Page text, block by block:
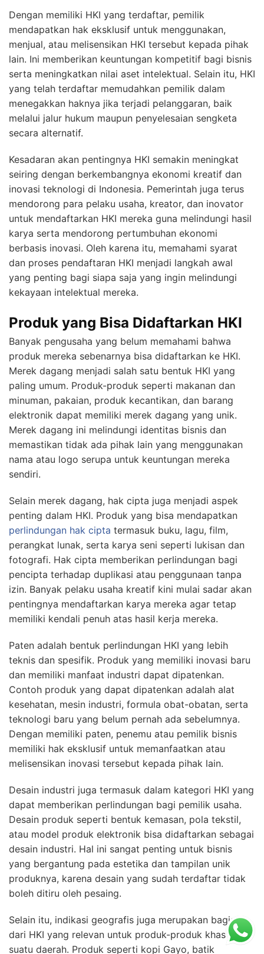
Dengan memiliki HKI yang terdaftar, pemilik
mendapatkan hak eksklusif untuk menggunakan,
menjual, atau melisensikan HKI tersebut kepada pihak
lain. Ini memberikan keuntungan kompetitif bagi bisnis
serta meningkatkan nilai aset intelektual. Selain itu, HKI
yang telah terdaftar memudahkan pemilik dalam
menegakkan haknya jika terjadi pelanggaran, baik
melalui jalur hukum maupun penyelesaian sengketa
secara alternatif.
Kesadaran akan pentingnya HKI semakin meningkat
seiring dengan berkembangnya ekonomi kreatif dan
inovasi teknologi di Indonesia. Pemerintah juga terus
mendorong para pelaku usaha, kreator, dan inovator
untuk mendaftarkan HKI mereka guna melindungi hasil
karya serta mendorong pertumbuhan ekonomi
berbasis inovasi. Oleh karena itu, memahami syarat
dan proses pendaftaran HKI menjadi langkah awal
yang penting bagi siapa saja yang ingin melindungi
kekayaan intelektual mereka.
Produk yang Bisa Didaftarkan HKI
Banyak pengusaha yang belum memahami bahwa
produk mereka sebenarnya bisa didaftarkan ke HKI.
Merek dagang menjadi salah satu bentuk HKI yang
paling umum. Produk-produk seperti makanan dan
minuman, pakaian, produk kecantikan, dan barang
elektronik dapat memiliki merek dagang yang unik.
Merek dagang ini melindungi identitas bisnis dan
memastikan tidak ada pihak lain yang menggunakan
nama atau logo serupa untuk keuntungan mereka
sendiri.
Selain merek dagang, hak cipta juga menjadi aspek
penting dalam HKI. Produk yang bisa mendapatkan
perlindungan hak cipta termasuk buku, lagu, film,
perangkat lunak, serta karya seni seperti lukisan dan
fotografi. Hak cipta memberikan perlindungan bagi
pencipta terhadap duplikasi atau penggunaan tanpa
izin. Banyak pelaku usaha kreatif kini mulai sadar akan
pentingnya mendaftarkan karya mereka agar tetap
memiliki kendali penuh atas hasil kerja mereka.
Paten adalah bentuk perlindungan HKI yang lebih
teknis dan spesifik. Produk yang memiliki inovasi baru
dan memiliki manfaat industri dapat dipatenkan.
Contoh produk yang dapat dipatenkan adalah alat
kesehatan, mesin industri, formula obat-obatan, serta
teknologi baru yang belum pernah ada sebelumnya.
Dengan memiliki paten, penemu atau pemilik bisnis
memiliki hak eksklusif untuk memanfaatkan atau
melisensikan inovasi tersebut kepada pihak lain.
Desain industri juga termasuk dalam kategori HKI yang
dapat memberikan perlindungan bagi pemilik usaha.
Desain produk seperti bentuk kemasan, pola tekstil,
atau model produk elektronik bisa didaftarkan sebagai
desain industri. Hal ini sangat penting untuk bisnis
yang bergantung pada estetika dan tampilan unik
produknya, karena desain yang sudah terdaftar tidak
boleh ditiru oleh pesaing.
Selain itu, indikasi geografis juga merupakan bagian
dari HKI yang relevan untuk produk-produk khas dari
suatu daerah. Produk seperti kopi Gayo, batik